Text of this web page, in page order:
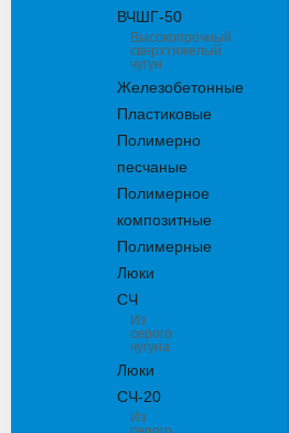
ВЧШГ-50
Высокопрочный
сверхтяжелый
чугун
Железобетонные
Пластиковые
Полимерно
песчаные
Полимерное
композитные
Полимерные
Люки
СЧ
Из
серого
чугуна
Люки
СЧ-20
Из